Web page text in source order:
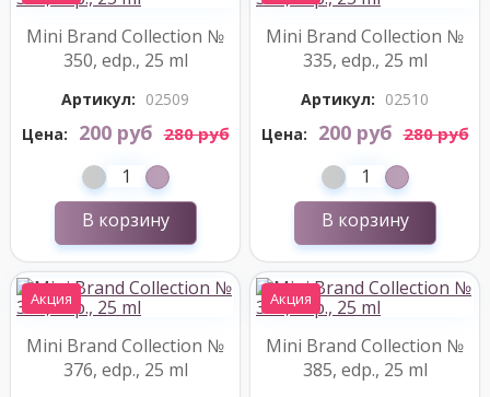
Mini Brand Collection №
350, edp., 25 ml
Артикул: 02509
Цена:
200 руб 280 руб
В корзину
Mini Brand Collection №
335, edp., 25 ml
Артикул: 02510
Цена:
200 руб 280 руб
В корзину
Акция
Mini Brand Collection №
376, edp., 25 ml
Акция
Mini Brand Collection №
385, edp., 25 ml